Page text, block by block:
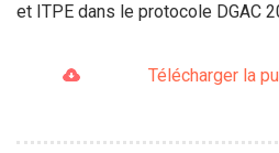
et ITPE dans le protocole DGAC
Télécharger la